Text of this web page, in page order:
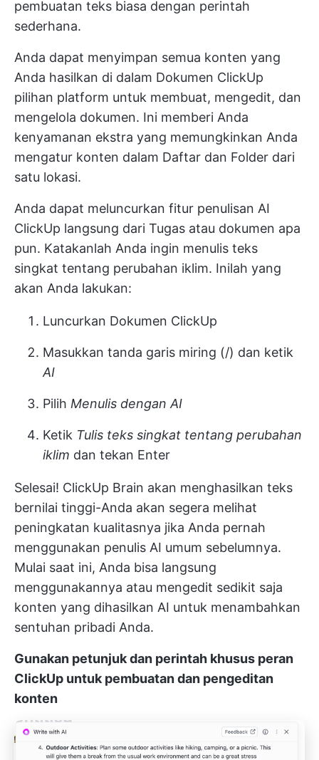
pembuatan teks biasa dengan perintah
sederhana.
Anda dapat menyimpan semua konten yang
Anda hasilkan di dalam Dokumen ClickUp
pilihan platform untuk membuat, mengedit, dan
mengelola dokumen. Ini memberi Anda
kenyamanan ekstra yang memungkinkan Anda
mengatur konten dalam Daftar dan Folder dari
satu lokasi.
Anda dapat meluncurkan fitur penulisan AI
ClickUp langsung dari Tugas atau dokumen apa
pun. Katakanlah Anda ingin menulis teks
singkat tentang perubahan iklim. Inilah yang
akan Anda lakukan:
Luncurkan Dokumen ClickUp
Masukkan tanda garis miring (/) dan ketik
AI
Pilih Menulis dengan AI
Ketik Tulis teks singkat tentang perubahan
iklim dan tekan Enter
Selesai! ClickUp Brain akan menghasilkan teks
bernilai tinggi-Anda akan segera melihat
peningkatan kualitasnya jika Anda pernah
menggunakan penulis AI umum sebelumnya.
Mulai saat ini, Anda bisa langsung
menggunakannya atau mengedit sedikit saja
konten yang dihasilkan AI untuk menambahkan
sentuhan pribadi Anda.
Gunakan petunjuk dan perintah khusus peran
ClickUp untuk pembuatan dan pengeditan
konten